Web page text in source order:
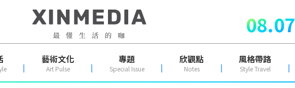
08.07
藝術文化
Art Pulse
專題
Special Issue
欣觀點
Notes
風格帶路
Style Travel